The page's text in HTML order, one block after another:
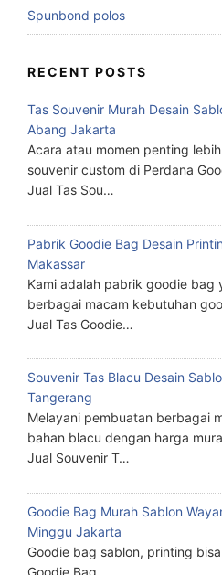
Spunbond polos
RECENT POSTS
Tas Souvenir Murah Desain
Abang Jakarta
Acara atau momen penting
souvenir custom di Perdana
Jual Tas Sou…
Pabrik Goodie Bag Desain
Makassar
Kami adalah pabrik goodie bag
berbagai macam kebutuhan
Jual Tas Goodie…
Souvenir Tas Blacu Desain
Tangerang
Melayani pembuatan berbagai
bahan blacu dengan harga
Jual Souvenir T…
Goodie Bag Murah Sablon
Minggu Jakarta
Goodie bag sablon, printing
Goodie Bag